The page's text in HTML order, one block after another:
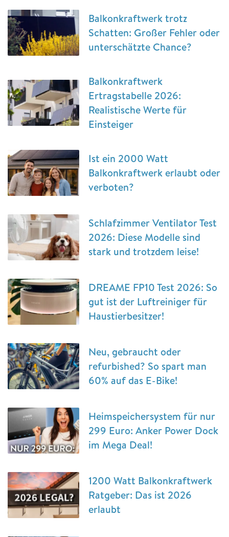
Balkonkraftwerk trotz
Schatten: Großer Fehler oder
unterschätzte Chance?
Balkonkraftwerk
Ertragstabelle 2026:
Realistische Werte für
Einsteiger
Ist ein 2000 Watt
Balkonkraftwerk erlaubt oder
verboten?
Schlafzimmer Ventilator Test
2026: Diese Modelle sind
stark und trotzdem leise!
DREAME FP10 Test 2026: So
gut ist der Luftreiniger für
Haustierbesitzer!
Neu, gebraucht oder
refurbished? So spart man
60% auf das E-Bike!
Heimspeichersystem für nur
299 Euro: Anker Power Dock
im Mega Deal!
1200 Watt Balkonkraftwerk
Ratgeber: Das ist 2026
erlaubt